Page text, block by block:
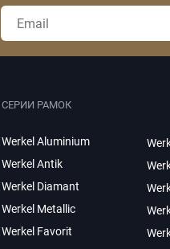
СЕРИИ РАМОК
Werkel Aluminium
Werkel Antik
Werkel Diamant
Werkel Metallic
Werkel Favorit